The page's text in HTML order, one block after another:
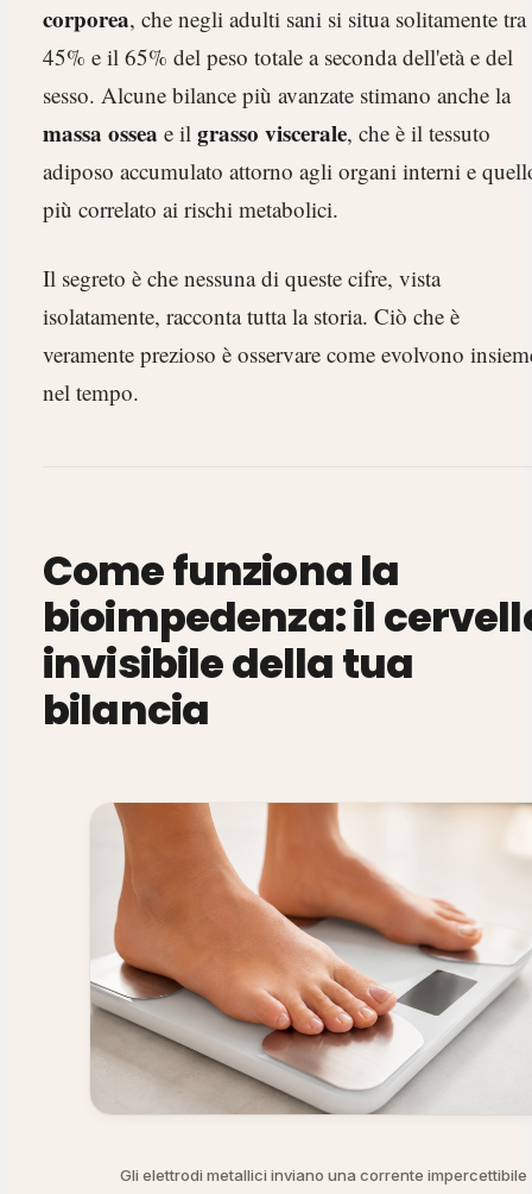
corporea, che negli adulti sani si situa solitamente
45% e il 65% del peso totale a seconda dell'età e del
sesso. Alcune bilance più avanzate stimano anche la
massa ossea e il grasso viscerale, che è il tessuto
adiposo accumulato attorno agli organi interni e
più correlato ai rischi metabolici.
Il segreto è che nessuna di queste cifre, vista
isolatamente, racconta tutta la storia. Ciò che è
veramente prezioso è osservare come evolvono
nel tempo.
Come funziona la
bioimpedenza: il
invisibile della tua
bilancia
Gli elettrodi metallici inviano una corrente impercettibile